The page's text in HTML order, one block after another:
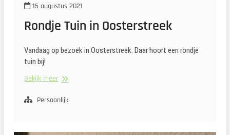
15 augustus 2021
Rondje Tuin in Oosterstreek
Vandaag op bezoek in Oosterstreek. Daar hoort een rondje
tuin bij!
Bekijk meerRondje
in
Persoonlijk